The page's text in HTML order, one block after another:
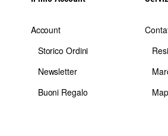
Account
Storico Ordini
Newsletter
Buoni Regalo